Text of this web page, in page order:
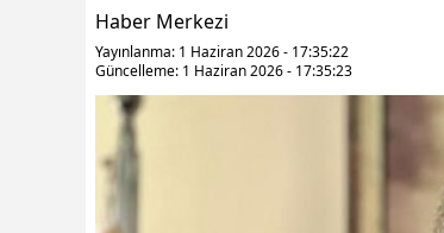
Haber Merkezi
Yayınlanma: 1 Haziran 2026 - 17:35:22
Güncelleme: 1 Haziran 2026 - 17:35:23